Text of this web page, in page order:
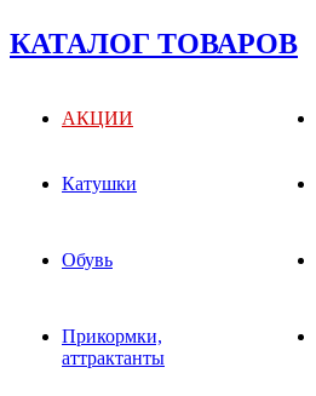
КАТАЛОГ ТОВАРОВ
АКЦИИ
Катушки
Обувь
Прикормки,
аттрактанты